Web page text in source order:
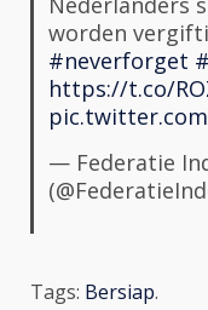
worden
#neverforget
https://t.co/
— Federatie
Tags: Bersiap.